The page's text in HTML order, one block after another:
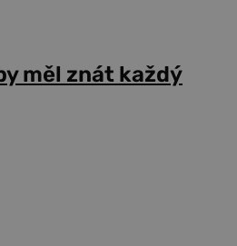
měl znát každý